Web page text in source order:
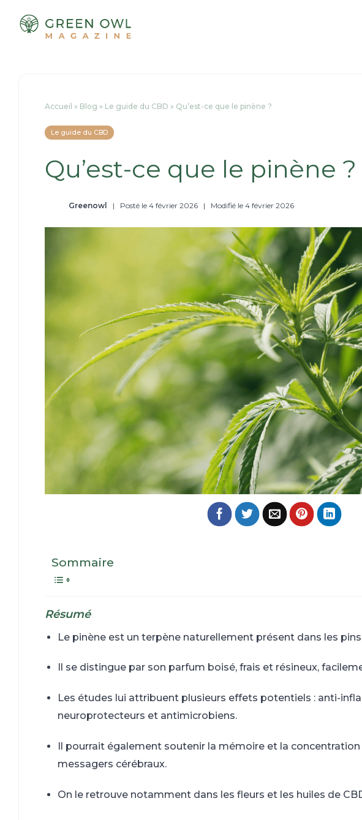
Accueil » Blog » Le guide du CBD » Qu’est-ce que le pinène ?
Le guide du CBD
Qu’est-ce que le pinène ?
Greenowl | Posté le 4 février 2026 | Modifié le 4 février 2026
Sommaire
Résumé
Le pinène est un terpène naturellement présent dans les
Il se distingue par son parfum boisé, frais et résineux,
Les études lui attribuent plusieurs effets potentiels : anti-
neuroprotecteurs et antimicrobiens.
Il pourrait également soutenir la mémoire et la
messagers cérébraux.
On le retrouve notamment dans les fleurs et les huiles de